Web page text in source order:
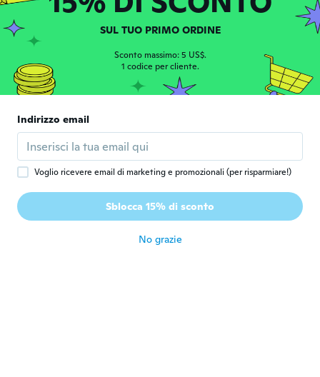
N Noelia
Iscrizione dal 2014 10 recensioni
S Susan
circa 6 anni fa
Yvonne
Iscrizione dal 2019 · 54 recensioni
SUL TUO PRIMO ORDINE
Sconto massimo: 5 US$.
1 codice per cliente.
Indirizzo email
Voglio ricevere email di marketing e promozionali (per risparmiare!)
Sblocca 15% di sconto
No grazie